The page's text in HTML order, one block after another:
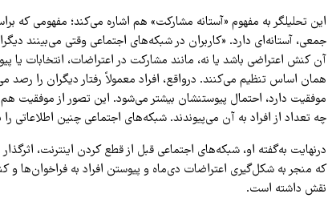
این تحلیلگر به مفهوم «آستانه مشارکت» هم اشاره می‌کند؛ مفهومی که
جمعی، آستانه‌ای دارد. «کاربران در شبکه‌های اجتماعی وقتی می‌بینند
آن کنش اعتراضی باشد یا نه، مانند مشارکت در اعتراضات، انتخابات یا
همان اساس تنظیم می‌کنند. درواقع، افراد معمولاً رفتار دیگران را
موفقیت دارد، احتمال پیوستنشان بیشتر می‌شود. این تصور از موفقیت
چه تعداد از افراد به آن می‌پیوندند. شبکه‌های اجتماعی چنین اطلاعاتی
درنهایت به‌گفته او، شبکه‌های اجتماعی قبل از قطع کردن اینترنت،
که منجر به شکل‌گیری اعتراضات دی‌ماه و پیوستن افراد به فراخوان‌ها
نقش داشته است.